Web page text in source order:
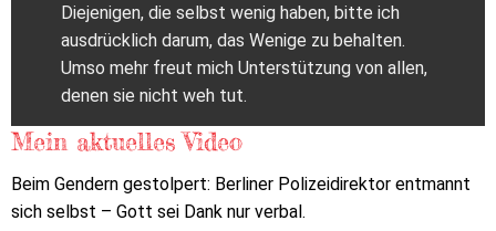
Diejenigen, die selbst wenig haben, bitte ich
ausdrücklich darum, das Wenige zu behalten.
Umso mehr freut mich Unterstützung von allen,
denen sie nicht weh tut.
Mein aktuelles Video
Beim Gendern gestolpert: Berliner Polizeidirektor entmannt
sich selbst – Gott sei Dank nur verbal.